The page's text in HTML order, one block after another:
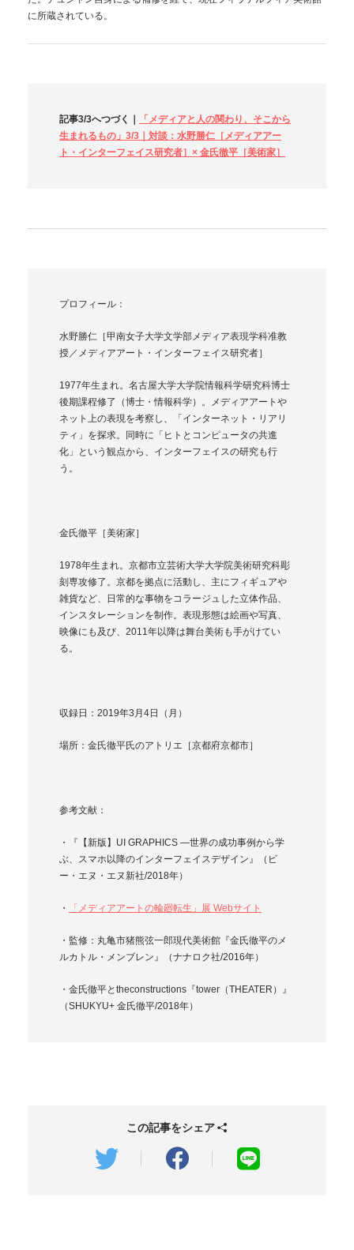
に所蔵されている。
記事3/3へつづく｜
「メディアと人の関わり、そこから
生まれるもの」3/3｜対談：水野勝仁［メディアアー
ト・インターフェイス研究者］× 金氏徹平［美術家］
プロフィール：
水野勝仁［甲南女子大学文学部メディア表現学科准教
授／メディアアート・インターフェイス研究者］
1977年生まれ。名古屋大学大学院情報科学研究科博士
後期課程修了（博士・情報科学）。メディアアートや
ネット上の表現を考察し、「インターネット・リアリ
ティ」を探求。同時に「ヒトとコンピュータの共進
化」という観点から、インターフェイスの研究も行
う。
金氏徹平［美術家］
1978年生まれ。京都市立芸術大学大学院美術研究科彫
刻専攻修了。京都を拠点に活動し、主にフィギュアや
雑貨など、日常的な事物をコラージュした立体作品、
インスタレーションを制作。表現形態は絵画や写真、
映像にも及び、2011年以降は舞台美術も手がけてい
る。
収録日：2019年3月4日（月）
場所：金氏徹平氏のアトリエ［京都府京都市］
参考文献：
・『【新版】UI GRAPHICS ―世界の成功事例から学
ぶ、スマホ以降のインターフェイスデザイン』（ビ
ー・エヌ・エヌ新社/2018年）
・ 「メディアアートの輪廻転生」展 Webサイト
・監修：丸亀市猪熊弦一郎現代美術館『金氏徹平のメ
ルカトル・メンブレン』（ナナロク社/2016年）
・金氏徹平とtheconstructions『tower（THEATER）』
（SHUKYU+ 金氏徹平/2018年）
この記事をシェア